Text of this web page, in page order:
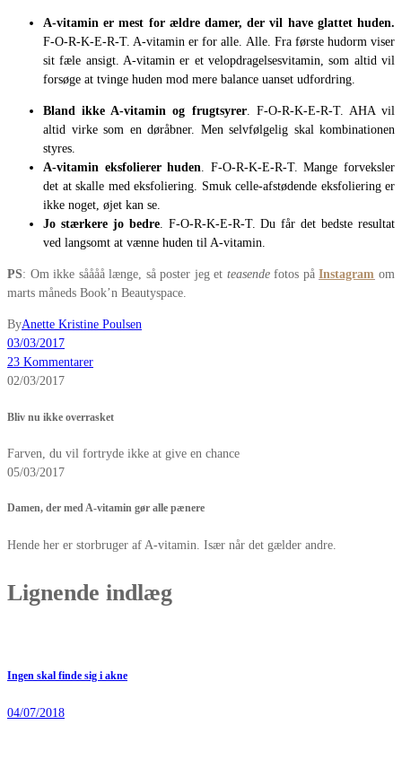
A-vitamin er mest for ældre damer, der vil have glattet huden.
F-O-R-K-E-R-T. A-vitamin er for alle. Alle. Fra første hudorm viser
sit fæle ansigt. A-vitamin er et velopdragelsesvitamin, som altid vil
forsøge at tvinge huden mod mere balance uanset udfordring.
Bland ikke A-vitamin og frugtsyrer. F-O-R-K-E-R-T. AHA vil
altid virke som en døråbner. Men selvfølgelig skal kombinationen
styres.
A-vitamin eksfolierer huden. F-O-R-K-E-R-T. Mange forveksler
det at skalle med eksfoliering. Smuk celle-afstødende eksfoliering er
ikke noget, øjet kan se.
Jo stærkere jo bedre. F-O-R-K-E-R-T. Du får det bedste resultat
ved langsomt at vænne huden til A-vitamin.
PS: Om ikke såååå længe, så poster jeg et teasendefotos påInstagram om
marts måneds Book’n Beautyspace.
ByAnette Kristine Poulsen
03/03/2017
23 Kommentarer
02/03/2017
Bliv nu ikke overrasket
Farven, du vil fortryde ikke at give en chance
05/03/2017
Damen, der med A-vitamin gør alle pænere
Hende her er storbruger af A-vitamin. Især når det gælder andre.
Lignende indlæg
Ingen skal finde sig i akne
04/07/2018